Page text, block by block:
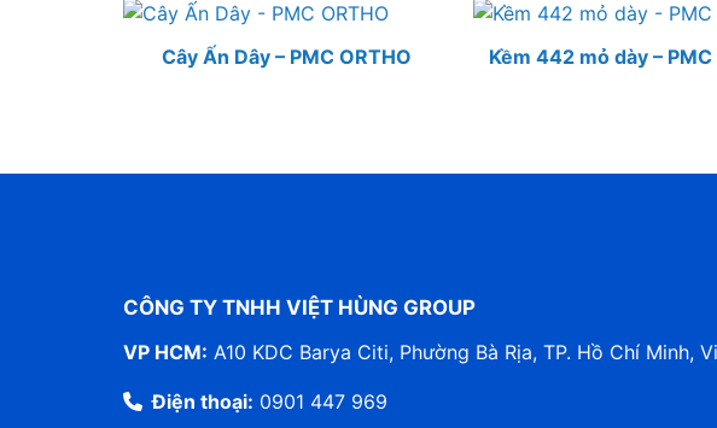
Cây Ấn Dây – PMC ORTHO
Kềm 442 mỏ dày – PMC
CÔNG TY TNHH VIỆT HÙNG GROUP
VP HCM: A10 KDC Barya Citi, Phường Bà Rịa, TP. Hồ Chí Minh,
Điện thoại: 0901 447 969